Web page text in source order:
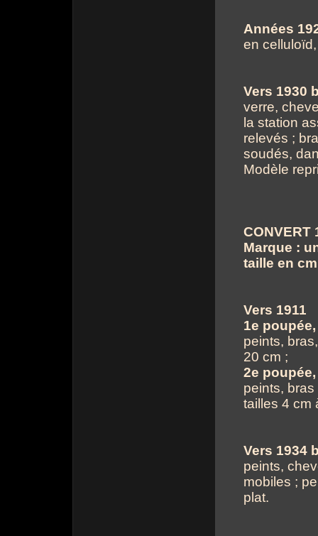
Années
en
Vers 1930
verre,
la station
relevés ;
soudés,
Modèle
CONVERT
Marque :
taille en cm
Vers 1911
1e
peints,
20 cm ;
2e
peints,
tailles 4 cm
Vers 1934
peints,
mobiles ;
plat.